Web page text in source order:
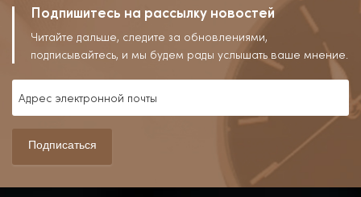
Подпишитесь на рассылку новостей
Читайте дальше, следите за обновлениями,
подписывайтесь, и мы будем рады услышать ваше мнение.
Подписаться